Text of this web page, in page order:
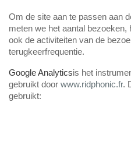
Om de site aan te passen aan
meten we het aantal
ook de activiteiten van de
terugkeerfrequentie.
Google Analyticsis het
gebruikt door www.ridphonic.fr.
gebruikt: